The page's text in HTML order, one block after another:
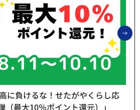
に負けるな！せたがやくらし応
最大10％ポイント還元）」